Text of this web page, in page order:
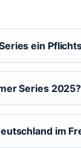
ein
Series 2025?
im